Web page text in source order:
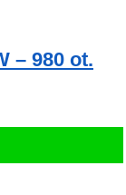
– 980 ot.